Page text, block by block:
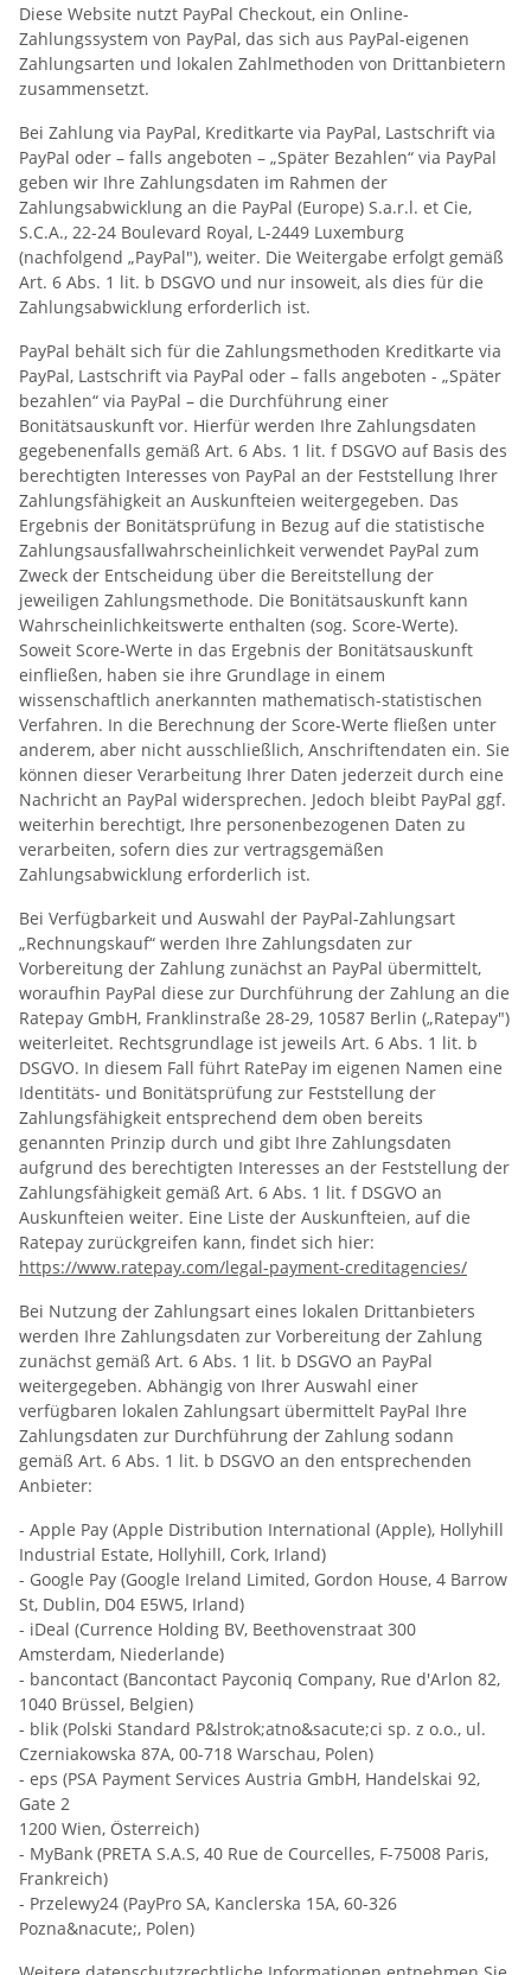
Diese Website nutzt PayPal Checkout, ein Online-
Zahlungssystem von PayPal, das sich aus PayPal-eigenen
Zahlungsarten und lokalen Zahlmethoden von Drittanbietern
zusammensetzt.
Bei Zahlung via PayPal, Kreditkarte via PayPal, Lastschrift via
PayPal oder – falls angeboten – „Später Bezahlen“ via PayPal
geben wir Ihre Zahlungsdaten im Rahmen der
Zahlungsabwicklung an die PayPal (Europe) S.a.r.l. et Cie,
S.C.A., 22-24 Boulevard Royal, L-2449 Luxemburg
(nachfolgend „PayPal"), weiter. Die Weitergabe erfolgt gemäß
Art. 6 Abs. 1 lit. b DSGVO und nur insoweit, als dies für die
Zahlungsabwicklung erforderlich ist.
PayPal behält sich für die Zahlungsmethoden Kreditkarte via
PayPal, Lastschrift via PayPal oder – falls angeboten - „Später
bezahlen“ via PayPal – die Durchführung einer
Bonitätsauskunft vor. Hierfür werden Ihre Zahlungsdaten
gegebenenfalls gemäß Art. 6 Abs. 1 lit. f DSGVO auf Basis des
berechtigten Interesses von PayPal an der Feststellung Ihrer
Zahlungsfähigkeit an Auskunfteien weitergegeben. Das
Ergebnis der Bonitätsprüfung in Bezug auf die statistische
Zahlungsausfallwahrscheinlichkeit verwendet PayPal zum
Zweck der Entscheidung über die Bereitstellung der
jeweiligen Zahlungsmethode. Die Bonitätsauskunft kann
Wahrscheinlichkeitswerte enthalten (sog. Score-Werte).
Soweit Score-Werte in das Ergebnis der Bonitätsauskunft
einfließen, haben sie ihre Grundlage in einem
wissenschaftlich anerkannten mathematisch-statistischen
Verfahren. In die Berechnung der Score-Werte fließen unter
anderem, aber nicht ausschließlich, Anschriftendaten ein. Sie
können dieser Verarbeitung Ihrer Daten jederzeit durch eine
Nachricht an PayPal widersprechen. Jedoch bleibt PayPal ggf.
weiterhin berechtigt, Ihre personenbezogenen Daten zu
verarbeiten, sofern dies zur vertragsgemäßen
Zahlungsabwicklung erforderlich ist.
Bei Verfügbarkeit und Auswahl der PayPal-Zahlungsart
„Rechnungskauf“ werden Ihre Zahlungsdaten zur
Vorbereitung der Zahlung zunächst an PayPal übermittelt,
woraufhin PayPal diese zur Durchführung der Zahlung an die
Ratepay GmbH, Franklinstraße 28-29, 10587 Berlin („Ratepay")
weiterleitet. Rechtsgrundlage ist jeweils Art. 6 Abs. 1 lit. b
DSGVO. In diesem Fall führt RatePay im eigenen Namen eine
Identitäts- und Bonitätsprüfung zur Feststellung der
Zahlungsfähigkeit entsprechend dem oben bereits
genannten Prinzip durch und gibt Ihre Zahlungsdaten
aufgrund des berechtigten Interesses an der Feststellung der
Zahlungsfähigkeit gemäß Art. 6 Abs. 1 lit. f DSGVO an
Auskunfteien weiter. Eine Liste der Auskunfteien, auf die
Ratepay zurückgreifen kann, findet sich hier:
https://www.ratepay.com/legal-payment-creditagencies/
Bei Nutzung der Zahlungsart eines lokalen Drittanbieters
werden Ihre Zahlungsdaten zur Vorbereitung der Zahlung
zunächst gemäß Art. 6 Abs. 1 lit. b DSGVO an PayPal
weitergegeben. Abhängig von Ihrer Auswahl einer
verfügbaren lokalen Zahlungsart übermittelt PayPal Ihre
Zahlungsdaten zur Durchführung der Zahlung sodann
gemäß Art. 6 Abs. 1 lit. b DSGVO an den entsprechenden
Anbieter:
- Apple Pay (Apple Distribution International (Apple), Hollyhill
Industrial Estate, Hollyhill, Cork, Irland)
- Google Pay (Google Ireland Limited, Gordon House, 4 Barrow
St, Dublin, D04 E5W5, Irland)
- iDeal (Currence Holding BV, Beethovenstraat 300
Amsterdam, Niederlande)
- bancontact (Bancontact Payconiq Company, Rue d'Arlon 82,
1040 Brüssel, Belgien)
- blik (Polski Standard P&lstrok;atno&sacute;ci sp. z o.o., ul.
Czerniakowska 87A, 00-718 Warschau, Polen)
- eps (PSA Payment Services Austria GmbH, Handelskai 92,
Gate 2
1200 Wien, Österreich)
- MyBank (PRETA S.A.S, 40 Rue de Courcelles, F-75008 Paris,
Frankreich)
- Przelewy24 (PayPro SA, Kanclerska 15A, 60-326
Pozna&nacute;, Polen)